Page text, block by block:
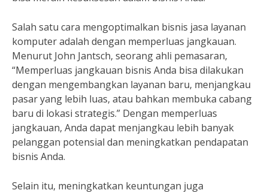
Salah satu cara mengoptimalkan bisnis jasa layanan
komputer adalah dengan memperluas jangkauan.
Menurut John Jantsch, seorang ahli pemasaran,
“Memperluas jangkauan bisnis Anda bisa dilakukan
dengan mengembangkan layanan baru, menjangkau
pasar yang lebih luas, atau bahkan membuka cabang
baru di lokasi strategis.” Dengan memperluas
jangkauan, Anda dapat menjangkau lebih banyak
pelanggan potensial dan meningkatkan pendapatan
bisnis Anda.
Selain itu, meningkatkan keuntungan juga